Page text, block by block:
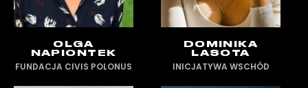
OLGA
NAPIONTEK
FUNDACJA CIVIS POLONUS
DOMINIKA
LASOTA
INICJATYWA WSCHÓD